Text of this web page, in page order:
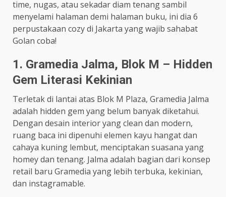
time, nugas, atau sekadar diam tenang sambil
menyelami halaman demi halaman buku, ini dia 6
perpustakaan cozy di Jakarta yang wajib sahabat
Golan coba!
1. Gramedia Jalma, Blok M – Hidden
Gem Literasi Kekinian
Terletak di lantai atas Blok M Plaza, Gramedia Jalma
adalah hidden gem yang belum banyak diketahui.
Dengan desain interior yang clean dan modern,
ruang baca ini dipenuhi elemen kayu hangat dan
cahaya kuning lembut, menciptakan suasana yang
homey dan tenang. Jalma adalah bagian dari konsep
retail baru Gramedia yang lebih terbuka, kekinian,
dan instagramable.